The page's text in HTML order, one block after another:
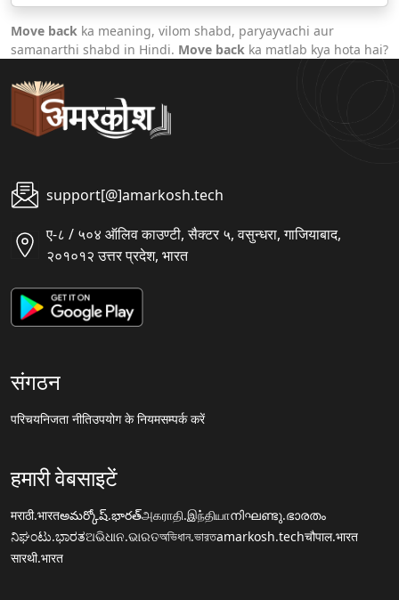
Move back ka meaning, vilom shabd, paryayvachi aur
samanarthi shabd in Hindi. Move back ka matlab kya hota hai?
support[@]amarkosh.tech
ए-८ / ५०४ ऑलिव काउण्टी, सैक्टर ५, वसुन्धरा, गाजियाबाद,
२०१०१२ उत्तर प्रदेश, भारत
संगठन
परिचयनिजता नीतिउपयोग के नियमसम्पर्क करें
हमारी वेबसाइटें
मराठी.भारतఅమర్కోష్.భారత్அகராதி.இந்தியாനിഘണ്ടു.ഭാരതം
ನಿಘಂಟು.ಭಾರತଅଭିଧାନ.ଭାରତঅভিধান.ভারতamarkosh.techचौपाल.भारत
सारथी.भारत